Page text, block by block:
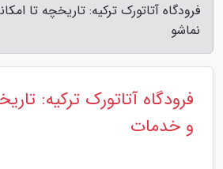
فرودگاه آتاتورک ترکیه: تاریخچه تا
نماشو
فرودگاه آتاتورک ترکیه:
و خدمات